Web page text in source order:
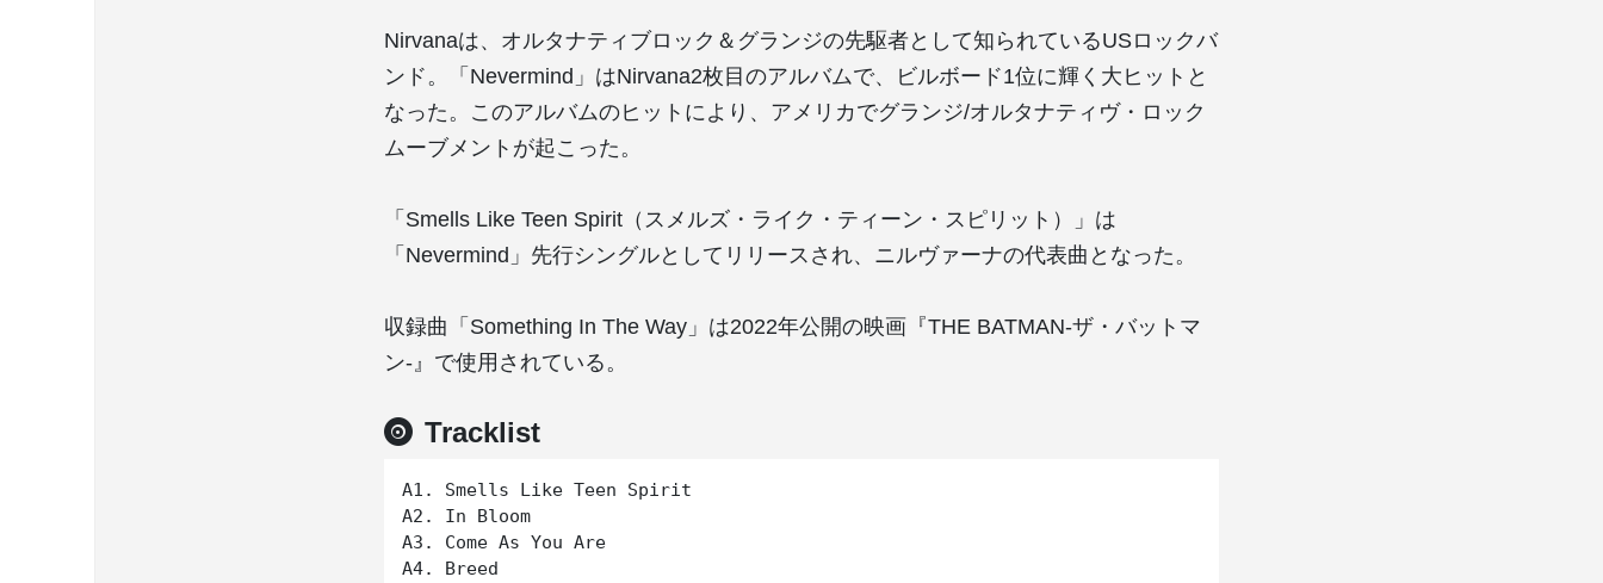
Nirvanaは、オルタナティブロック＆グランジの先駆者として知られているUSロックバ
ンド。「Nevermind」はNirvana2枚目のアルバムで、ビルボード1位に輝く大ヒットと
なった。このアルバムのヒットにより、アメリカでグランジ/オルタナティヴ・ロック
ムーブメントが起こった。
「Smells Like Teen Spirit（スメルズ・ライク・ティーン・スピリット）」は
「Nevermind」先行シングルとしてリリースされ、ニルヴァーナの代表曲となった。
収録曲「Something In The Way」は2022年公開の映画『THE BATMAN-ザ・バットマ
ン-』で使用されている。
Tracklist
A1. Smells Like Teen Spirit
A2. In Bloom
A3. Come As You Are
A4. Breed